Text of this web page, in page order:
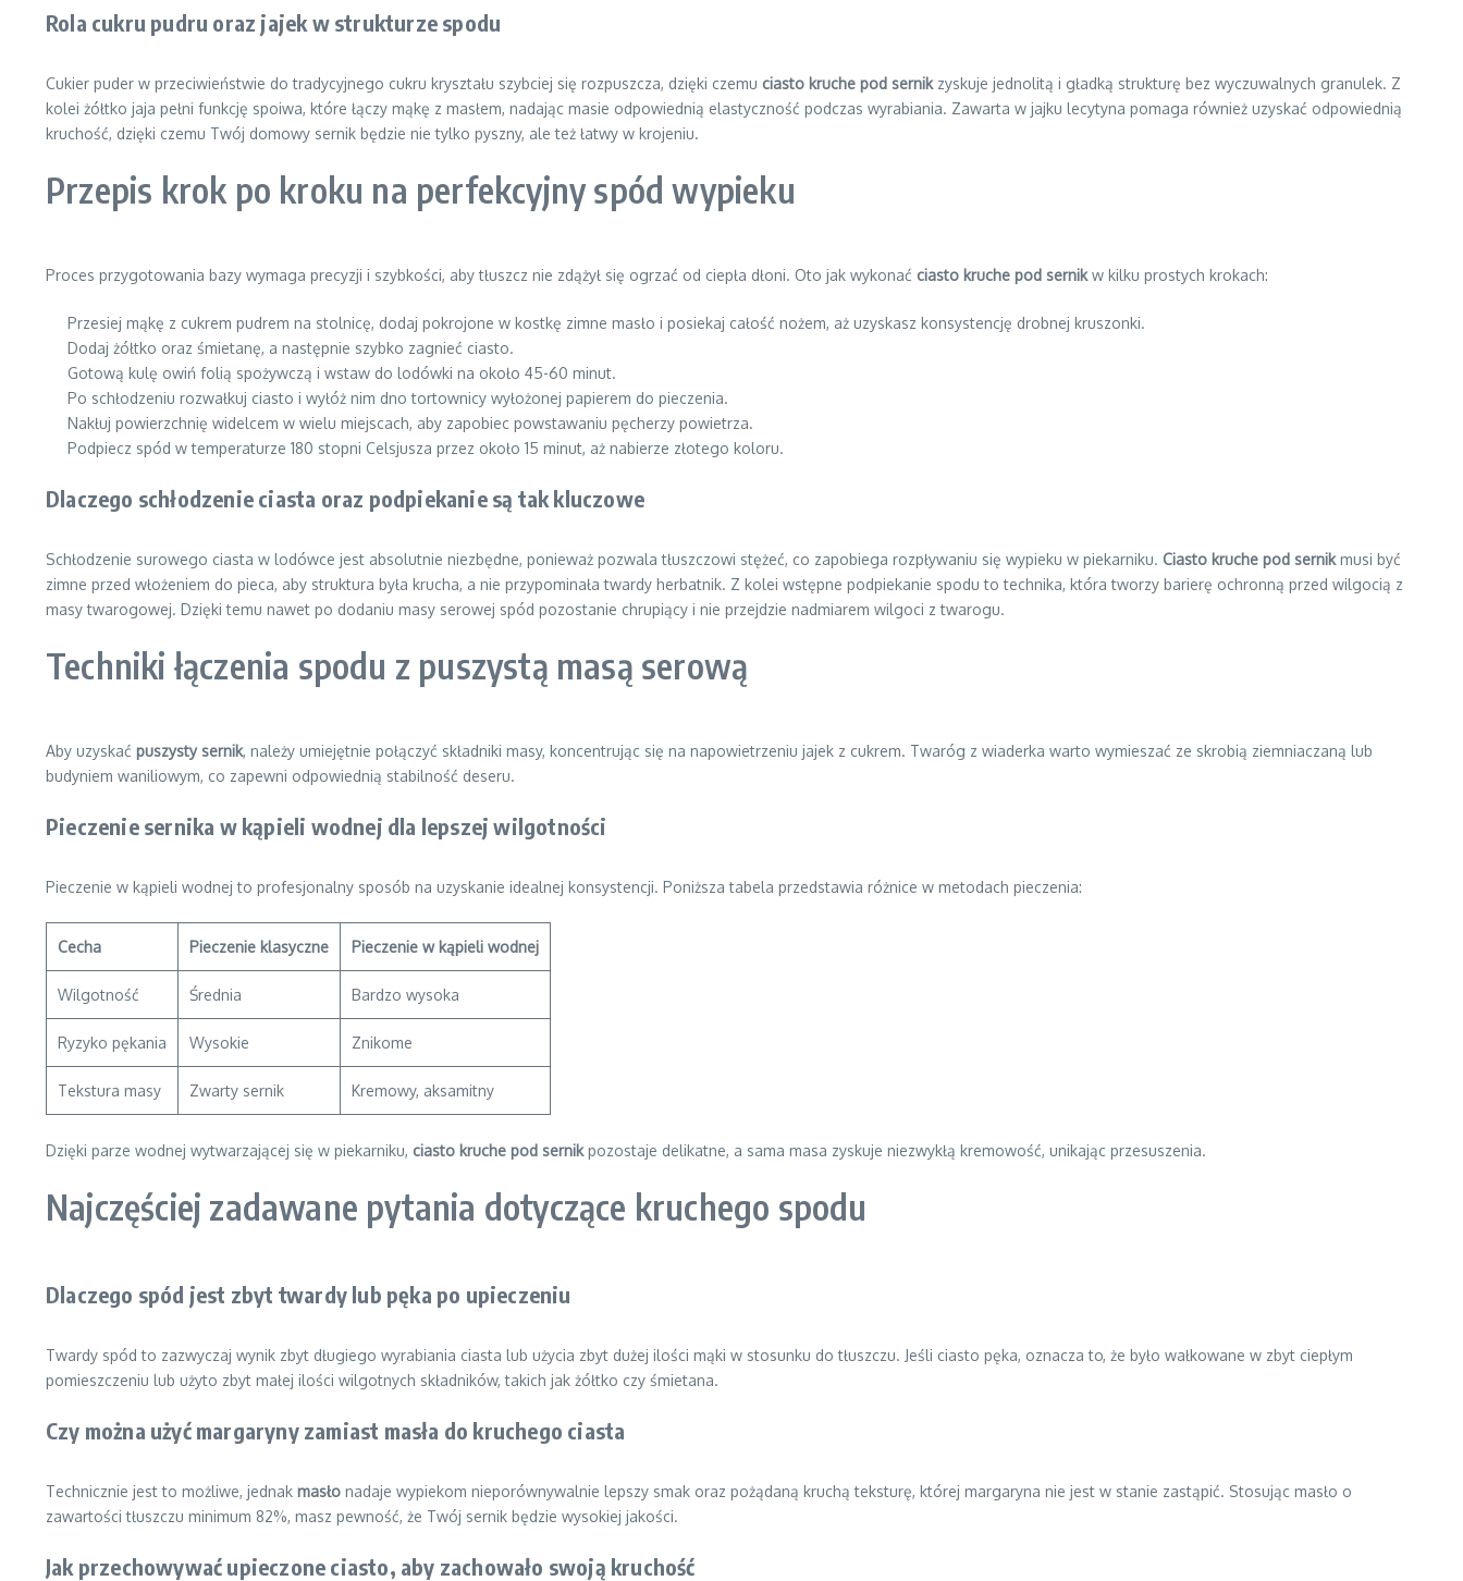
Rola cukru pudru oraz jajek w strukturze spodu
Cukier puder w przeciwieństwie do tradycyjnego cukru kryształu szybciej się rozpuszcza, dzięki czemu ciasto kruche pod sernikzyskuje jednolitą i gładką strukturę bez wyczuwalnych granulek. Z
kolei żółtko jaja pełni funkcję spoiwa, które łączy mąkę z masłem, nadając masie odpowiednią elastyczność podczas wyrabiania. Zawarta w jajku lecytyna pomaga również uzyskać odpowiednią
kruchość, dzięki czemu Twój domowy sernik będzie nie tylko pyszny, ale też łatwy w krojeniu.
Przepis krok po kroku na perfekcyjny spód wypieku
Proces przygotowania bazy wymaga precyzji i szybkości, aby tłuszcz nie zdążył się ogrzać od ciepła dłoni. Oto jak wykonać ciasto kruche pod sernikw kilku prostych krokach:
Przesiej mąkę z cukrem pudrem na stolnicę, dodaj pokrojone w kostkę zimne masło i posiekaj całość nożem, aż uzyskasz konsystencję drobnej kruszonki.
Dodaj żółtko oraz śmietanę, a następnie szybko zagnieć ciasto.
Gotową kulę owiń folią spożywczą i wstaw do lodówki na około 45-60 minut.
Po schłodzeniu rozwałkuj ciasto i wyłóż nim dno tortownicy wyłożonej papierem do pieczenia.
Nakłuj powierzchnię widelcem w wielu miejscach, aby zapobiec powstawaniu pęcherzy powietrza.
Podpiecz spód w temperaturze 180 stopni Celsjusza przez około 15 minut, aż nabierze złotego koloru.
Dlaczego schłodzenie ciasta oraz podpiekanie są tak kluczowe
Schłodzenie surowego ciasta w lodówce jest absolutnie niezbędne, ponieważ pozwala tłuszczowi stężeć, co zapobiega rozpływaniu się wypieku w piekarniku. Ciasto kruche pod sernikmusi być
zimne przed włożeniem do pieca, aby struktura była krucha, a nie przypominała twardy herbatnik. Z kolei wstępne podpiekanie spodu to technika, która tworzy barierę ochronną przed wilgocią z
masy twarogowej. Dzięki temu nawet po dodaniu masy serowej spód pozostanie chrupiący i nie przejdzie nadmiarem wilgoci z twarogu.
Techniki łączenia spodu z puszystą masą serową
Aby uzyskać puszysty sernik, należy umiejętnie połączyć składniki masy, koncentrując się na napowietrzeniu jajek z cukrem. Twaróg z wiaderka warto wymieszać ze skrobią ziemniaczaną lub
budyniem waniliowym, co zapewni odpowiednią stabilność deseru.
Pieczenie sernika w kąpieli wodnej dla lepszej wilgotności
Pieczenie w kąpieli wodnej to profesjonalny sposób na uzyskanie idealnej konsystencji. Poniższa tabela przedstawia różnice w metodach pieczenia:
Cecha Pieczenie klasyczne Pieczenie w kąpieli wodnej
Wilgotność Średnia Bardzo wysoka
Ryzyko pękania Wysokie Znikome
Tekstura masy Zwarty sernik Kremowy, aksamitny
Dzięki parze wodnej wytwarzającej się w piekarniku, ciasto kruche pod sernikpozostaje delikatne, a sama masa zyskuje niezwykłą kremowość, unikając przesuszenia.
Najczęściej zadawane pytania dotyczące kruchego spodu
Dlaczego spód jest zbyt twardy lub pęka po upieczeniu
Twardy spód to zazwyczaj wynik zbyt długiego wyrabiania ciasta lub użycia zbyt dużej ilości mąki w stosunku do tłuszczu. Jeśli ciasto pęka, oznacza to, że było wałkowane w zbyt ciepłym
pomieszczeniu lub użyto zbyt małej ilości wilgotnych składników, takich jak żółtko czy śmietana.
Czy można użyć margaryny zamiast masła do kruchego ciasta
Technicznie jest to możliwe, jednak masło nadaje wypiekom nieporównywalnie lepszy smak oraz pożądaną kruchą teksturę, której margaryna nie jest w stanie zastąpić. Stosując masło o
zawartości tłuszczu minimum 82%, masz pewność, że Twój sernik będzie wysokiej jakości.
Jak przechowywać upieczone ciasto, aby zachowało swoją kruchość